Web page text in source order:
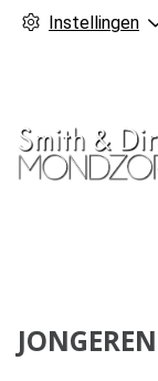
Instellingen
JONGEREN